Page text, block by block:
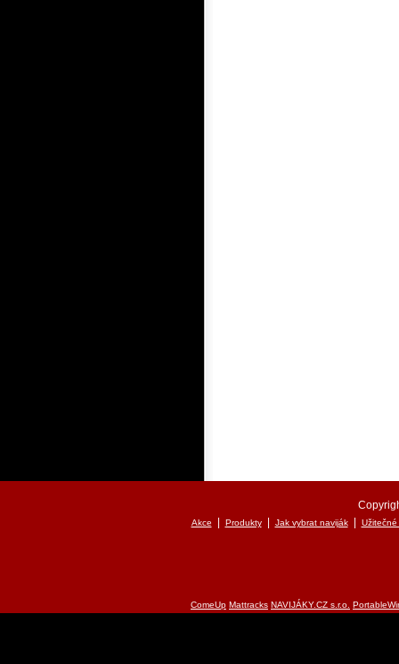
Akce Produkty| Jak vybrat naviják| Užitečné
ComeUp Mattracks NAVIJÁKY.CZ s.r.o.